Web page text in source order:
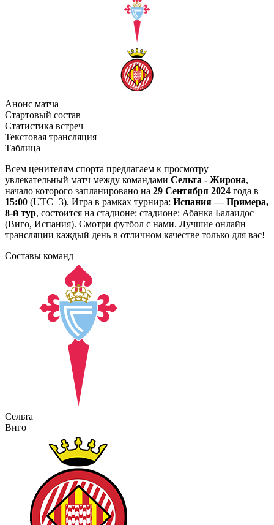
Анонс матча
Стартовый состав
Статистика встреч
Текстовая трансляция
Таблица
Всем ценителям спорта предлагаем к просмотру
увлекательный матч между командами Сельта - Жирона,
начало которого запланировано на 29 Сентября 2024 года в
15:00 (UTC+3). Игра в рамках турнира: Испания — Примера,
8-й тур, состоится на стадионе: стадионе: Абанка Балаидос
(Виго, Испания). Смотри футбол с нами. Лучшие онлайн
трансляции каждый день в отличном качестве только для вас!
Составы команд
Сельта
Виго